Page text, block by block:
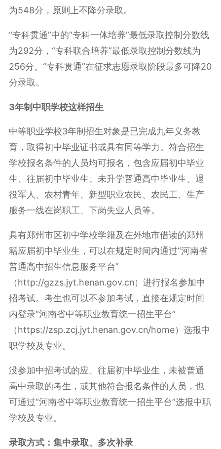
为548分，原则上不降分录取。
“专科贯通”中的“专科一体培养”最低录取控制分数线
为292分，“专科联合培养”最低录取控制分数线为
256分。“专科贯通”在征求志愿录取阶段最多可降20
分录取。
3年制中职学校这样招生
中等职业学校3年制招生对象是已完成九年义务教
育，取得初中毕业证书或具有同等学力。符合招生
学校报名条件的人员均可报名，包含应届初中毕业
生、往届初中毕业生、未升学普通高中毕业生、退
役军人、农村青年、新型职业农民、农民工、生产
服务一线在岗职工、下岗失业人员等。
具有郑州市区初中学校学籍及在外地市借读的郑州
籍应届初中毕业生，可以在规定时间内通过“河南省
普通高中招生信息服务平台”
（http://gzzs.jyt.henan.gov.cn）进行报名参加中
招考试。考生也可以不参加考试，直接在规定时间
内登录“河南省中等职业教育统一招生平台”
（https://zsp.zcj.jyt.henan.gov.cn/home）选报中
职学校及专业。
没参加中招考试的应、往届初中毕业生，未被普通
高中录取的考生，或其他符合报名条件的人员，也
可通过“河南省中等职业教育统一招生平台”选报中职
学校及专业。
录取方式：集中录取、多次补录